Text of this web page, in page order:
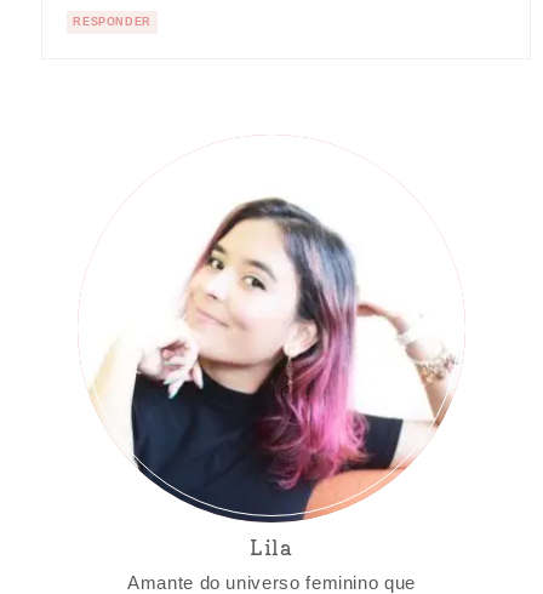
RESPONDER
Lila
Amante do universo feminino que